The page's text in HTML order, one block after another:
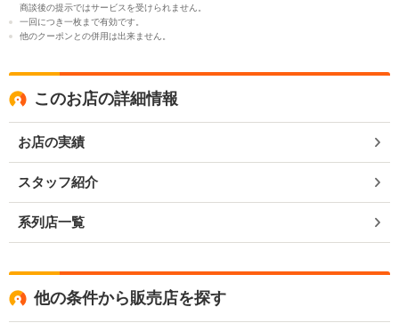
商談後の提示ではサービスを受けられません。
一回につき一枚まで有効です。
他のクーポンとの併用は出来ません。
このお店の詳細情報
お店の実績
スタッフ紹介
系列店一覧
他の条件から販売店を探す